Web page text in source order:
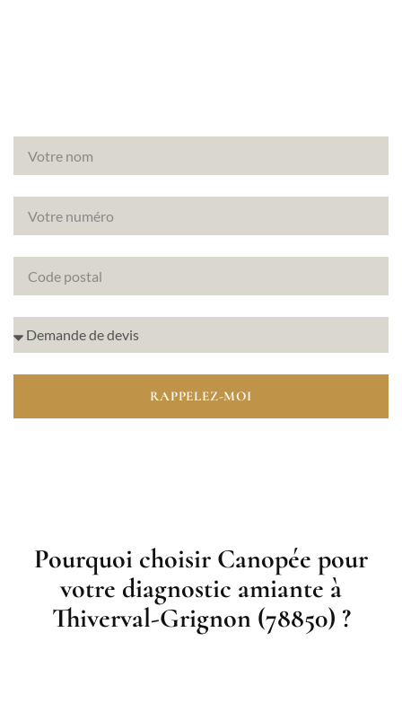
RAPPELEZ-MOI
Pourquoi choisir Canopée pour
votre diagnostic amiante à
Thiverval-Grignon (78850) ?